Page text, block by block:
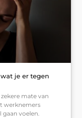
je er tegen
mate van
werknemers
voelen.